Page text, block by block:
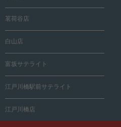
茗荷谷店
白山店
富坂サテライト
江戸川橋駅前サテライト
江戸川橋店